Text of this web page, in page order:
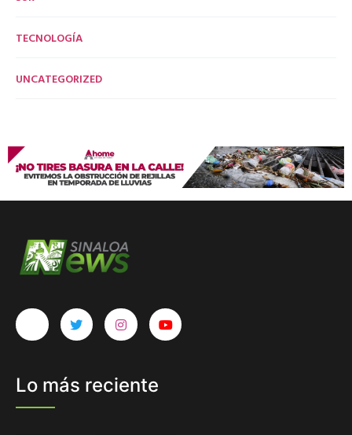
TECNOLOGÍA
UNCATEGORIZED
Lo más reciente